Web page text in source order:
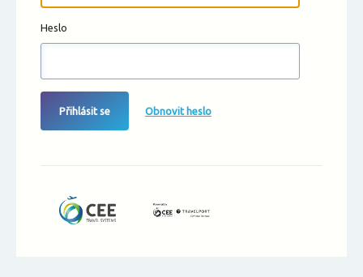
Heslo
Přihlásit se Obnovit heslo